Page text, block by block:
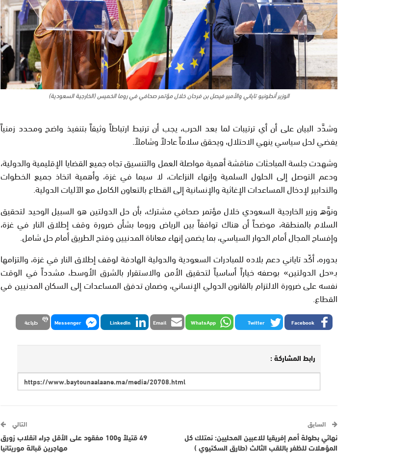
الوزير أنطونيو تاياني والأمير فيصل بن فرحان خلال مؤتمر صحافي في روما الخميس (الخارجية السعودية)
وشدَّد البيان على أن أي ترتيبات لما بعد الحرب، يجب أن ترتبط ارتباطاً وثيقاً بتنفيذ واضح ومحدد زمنياً
يفضي لحل سياسي ينهي الاحتلال، ويحقق سلاماً عادلاً وشاملاً.
وشهدت جلسة المباحثات مناقشة أهمية مواصلة العمل والتنسيق تجاه جميع القضايا الإقليمية والدولية،
ودعم التوصل إلى الحلول السلمية وإنهاء النزاعات، لا سيما في غزة، وأهمية اتخاذ جميع الخطوات
والتدابير لإدخال المساعدات الإغاثية والإنسانية إلى القطاع بالتعاون الكامل مع الآليات الدولية.
ونوَّه وزير الخارجية السعودي خلال مؤتمر صحافي مشترك، بأن حل الدولتين هو السبيل الوحيد لتحقيق
السلام بالمنطقة، موضحاً أن هناك توافقاً بين الرياض وروما بشأن ضرورة وقف إطلاق النار في غزة،
وإفساح المجال أمام الحوار السياسي، بما يضمن إنهاء معاناة المدنيين وفتح الطريق أمام حل شامل.
بدوره، أكّد تاياني دعم بلاده للمبادرات السعودية والدولية الهادفة لوقف إطلاق النار في غزة، والتزامها
بـ«حل الدولتين» بوصفه خياراً أساسياً لتحقيق الأمن والاستقرار بالشرق الأوسط، مشدداً في الوقت
نفسه على ضرورة الالتزام بالقانون الدولي الإنساني، وضمان تدفق المساعدات إلى السكان المدنيين في
القطاع.
Facebook
Twitter
WhatsApp
Email
LinkedIn
Messenger طباعة
رابط المشاركة :
السابق
نهائي بطولة أمم إفريقيا للاعبين المحليين: نمتلك كل
المؤهلات للظفر باللقب الثالث (طارق السكتيوي )
التالي
49 قتيلاً و100 مفقود على الأقل جراء انقلاب زورق
مهاجرين قبالة موريتانيا